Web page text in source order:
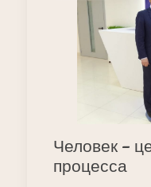
Человек –
процесса